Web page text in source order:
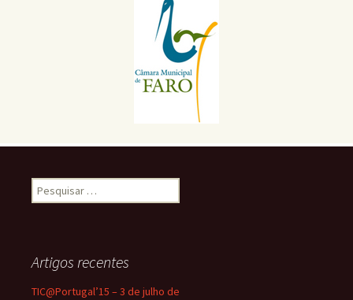
Pesquisar
por:
Artigos recentes
TIC@Portugal’15 – 3 de julho de